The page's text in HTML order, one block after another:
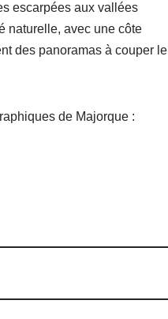
escarpées aux vallées
naturelle, avec une côte
des panoramas à couper le
de Majorque :